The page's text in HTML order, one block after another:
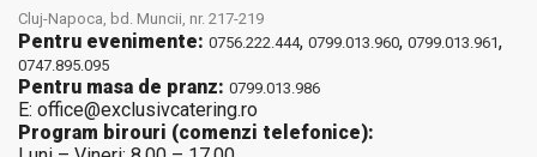
Cluj-Napoca, bd. Muncii, nr. 217-219
Pentru evenimente: 0756.222.444, 0799.013.960, 0799.013.961,
0747.895.095
Pentru masa de pranz: 0799.013.986
E: office@exclusivcatering.ro
Program birouri (comenzi telefonice):